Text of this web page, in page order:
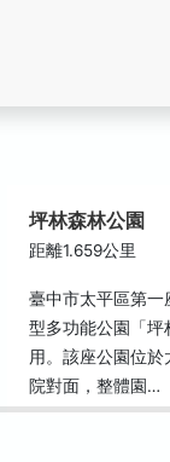
坪林森林公園
距離1.659公里
臺中市太平區第
型多功能公園「
用。該座公園位
院對面，整體園…